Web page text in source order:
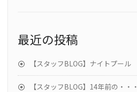
最近の投稿
【スタッフBLOG】ナイトプール
【スタッフBLOG】14年前の・・・